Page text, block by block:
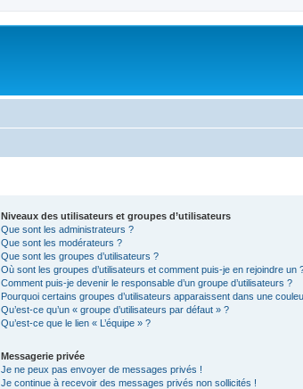
Niveaux des utilisateurs et groupes d’utilisateurs
Que sont les administrateurs ?
Que sont les modérateurs ?
Que sont les groupes d’utilisateurs ?
Où sont les groupes d’utilisateurs et comment puis-je en rejoindre un
Comment puis-je devenir le responsable d’un groupe d’utilisateurs ?
Pourquoi certains groupes d’utilisateurs apparaissent dans une
Qu’est-ce qu’un « groupe d’utilisateurs par défaut » ?
Qu’est-ce que le lien « L’équipe » ?
Messagerie privée
Je ne peux pas envoyer de messages privés !
Je continue à recevoir des messages privés non sollicités !